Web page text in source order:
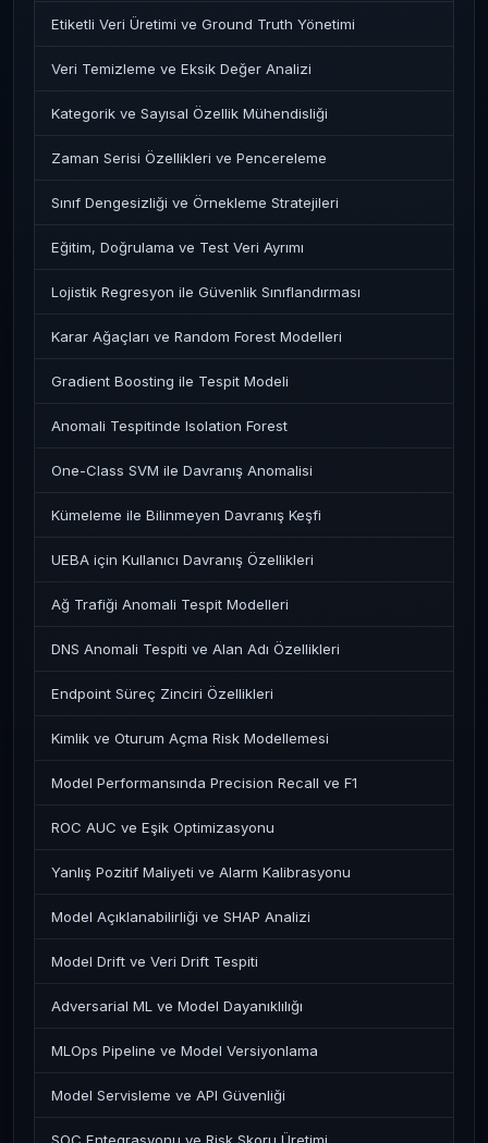
Etiketli Veri Üretimi ve Ground Truth Yönetimi
Veri Temizleme ve Eksik Değer Analizi
Kategorik ve Sayısal Özellik Mühendisliği
Zaman Serisi Özellikleri ve Pencereleme
Sınıf Dengesizliği ve Örnekleme Stratejileri
Eğitim, Doğrulama ve Test Veri Ayrımı
Lojistik Regresyon ile Güvenlik Sınıflandırması
Karar Ağaçları ve Random Forest Modelleri
Gradient Boosting ile Tespit Modeli
Anomali Tespitinde Isolation Forest
One-Class SVM ile Davranış Anomalisi
Kümeleme ile Bilinmeyen Davranış Keşfi
UEBA için Kullanıcı Davranış Özellikleri
Ağ Trafiği Anomali Tespit Modelleri
DNS Anomali Tespiti ve Alan Adı Özellikleri
Endpoint Süreç Zinciri Özellikleri
Kimlik ve Oturum Açma Risk Modellemesi
Model Performansında Precision Recall ve F1
ROC AUC ve Eşik Optimizasyonu
Yanlış Pozitif Maliyeti ve Alarm Kalibrasyonu
Model Açıklanabilirliği ve SHAP Analizi
Model Drift ve Veri Drift Tespiti
Adversarial ML ve Model Dayanıklılığı
MLOps Pipeline ve Model Versiyonlama
Model Servisleme ve API Güvenliği